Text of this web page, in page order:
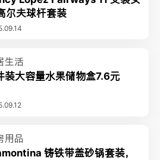
尔夫球杆套装
生活
装大容量水果储物盒7.6元
用品
铸铁带盖砂锅套装，